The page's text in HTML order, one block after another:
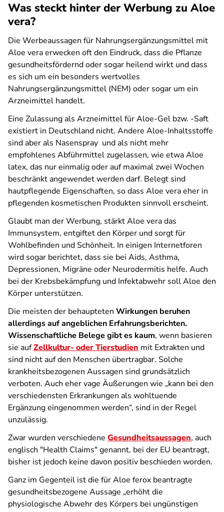
Was steckt hinter der Werbung zu Aloe
vera?
Die Werbeaussagen für Nahrungsergänzungsmittel mit
Aloe vera erwecken oft den Eindruck, dass die Pflanze
gesundheitsfördernd oder sogar heilend wirkt und dass
es sich um ein besonders wertvolles
Nahrungsergänzungsmittel (NEM) oder sogar um ein
Arzneimittel handelt.
Eine Zulassung als Arzneimittel für Aloe-Gel bzw. -Saft
existiert in Deutschland nicht. Andere Aloe-Inhaltsstoffe
sind aber als Nasenspray und als nicht mehr
empfohlenes Abführmittel zugelassen, wie etwa Aloe
latex, das nur einmalig oder auf maximal zwei Wochen
beschränkt angewendet werden darf. Belegt sind
hautpflegende Eigenschaften, so dass Aloe vera eher in
pflegenden kosmetischen Produkten sinnvoll erscheint.
Glaubt man der Werbung, stärkt Aloe vera das
Immunsystem, entgiftet den Körper und sorgt für
Wohlbefinden und Schönheit. In einigen Internetforen
wird sogar berichtet, dass sie bei Aids, Asthma,
Depressionen, Migräne oder Neurodermitis helfe. Auch
bei der Krebsbekämpfung und Infektabwehr soll Aloe den
Körper unterstützen.
Die meisten der behaupteten Wirkungen beruhen
allerdings auf angeblichen Erfahrungsberichten.
Wissenschaftliche Belege gibt es kaum, wenn basieren
sie aufZellkultur- oder Tierstudien mit Extrakten und
sind nicht auf den Menschen übertragbar. Solche
krankheitsbezogenen Aussagen sind grundsätzlich
verboten. Auch eher vage Äußerungen wie „kann bei den
verschiedensten Erkrankungen als wohltuende
Ergänzung eingenommen werden“, sind in der Regel
unzulässig.
Zwar wurden verschiedene Gesundheitsaussagen, auch
englisch "Health Claims" genannt, bei der EU beantragt,
bisher ist jedoch keine davon positiv beschieden worden.
Ganz im Gegenteil ist die fürAloe ferox beantragte
gesundheitsbezogene Aussage „erhöht die
physiologische Abwehr des Körpers bei ungünstigen